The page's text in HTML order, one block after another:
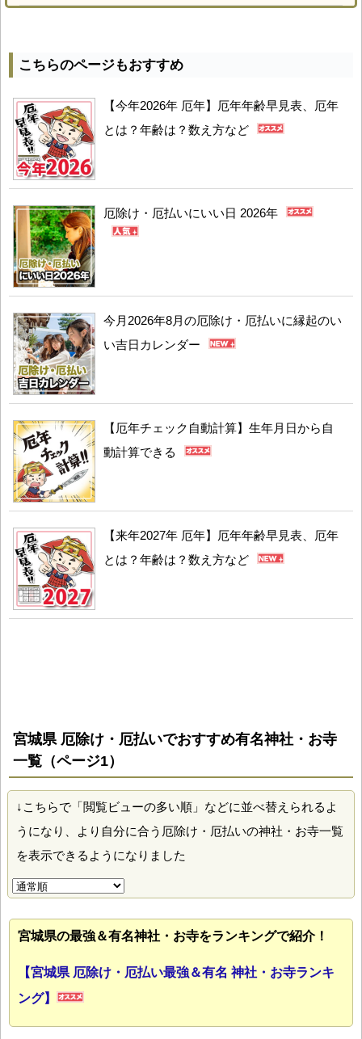
こちらのページもおすすめ
【今年2026年 厄年】厄年年齢早見表、厄年
とは？年齢は？数え方など
厄除け・厄払いにいい日 2026年
今月2026年8月の厄除け・厄払いに縁起のい
い吉日カレンダー
【厄年チェック自動計算】生年月日から自
動計算できる
【来年2027年 厄年】厄年年齢早見表、厄年
とは？年齢は？数え方など
宮城県 厄除け・厄払いでおすすめ有名神社・お寺
一覧（ページ1）
↓こちらで「閲覧ビューの多い順」などに並べ替えられるよ
うになり、より自分に合う厄除け・厄払いの神社・お寺一覧
を表示できるようになりました
宮城県の最強＆有名神社・お寺をランキングで紹介！
【宮城県 厄除け・厄払い最強＆有名 神社・お寺ランキ
ング】